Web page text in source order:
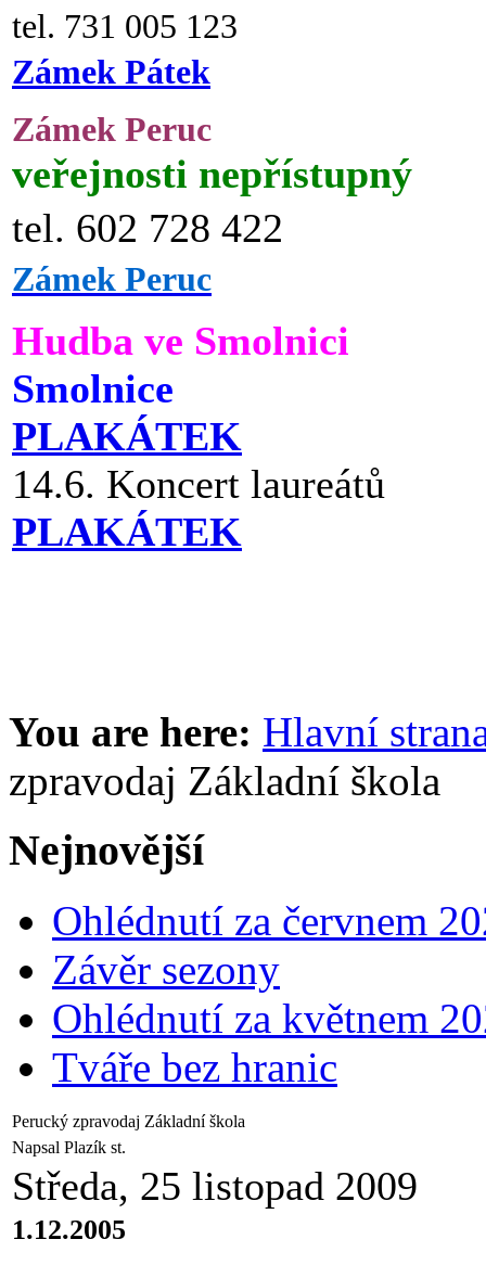
tel. 731 005 123
Zámek Pátek
Zámek Peruc
veřejnosti nepřístupný
tel. 602 728 422
Zámek Peruc
Hudba ve Smolnici
Smolnice
PLAKÁTEK
14.6. Koncert laureátů
PLAKÁTEK
You are here: Hlavní
zpravodaj Základní škola
Nejnovější
Ohlédnutí za červnem
Závěr sezony
Ohlédnutí za květnem
Tváře bez hranic
Perucký zpravodaj Základní škola
Napsal Plazík st.
Středa, 25 listopad 2009
1.12.2005